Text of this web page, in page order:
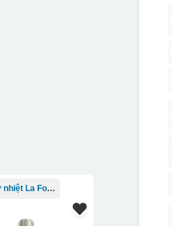
Bình giữ nhiệt La Fonte